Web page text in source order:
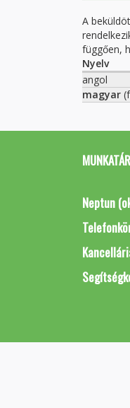
A
függően,
Nyelv
angol
magyar
Neptun